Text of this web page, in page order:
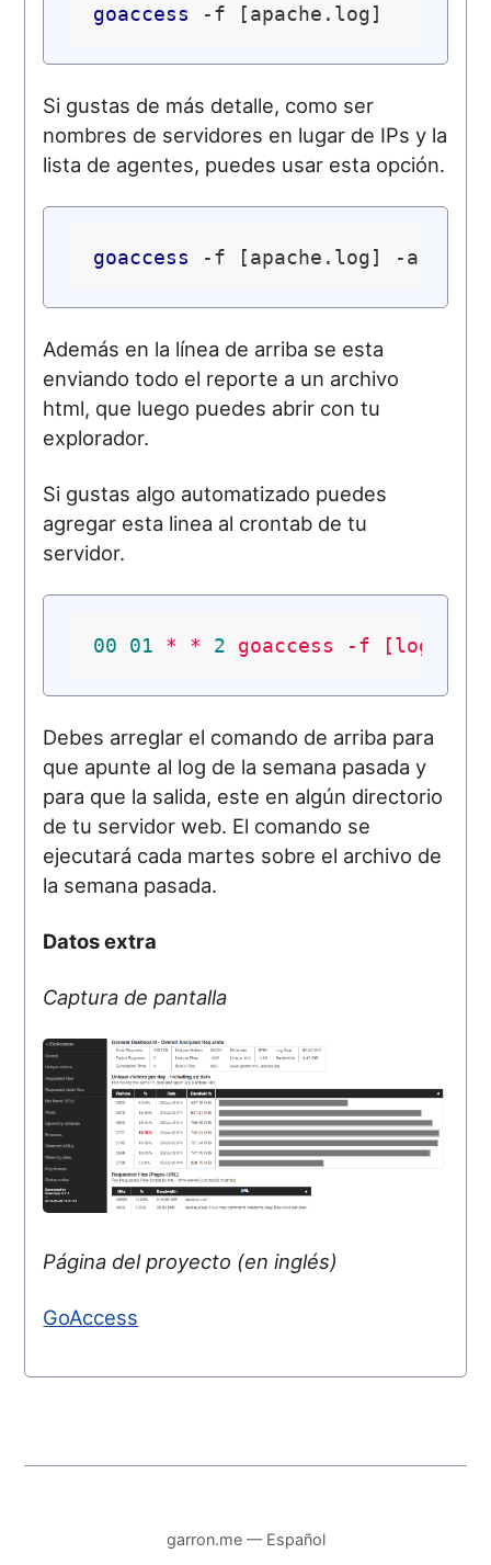
goaccess
Si gustas de más detalle, como ser
nombres de servidores en lugar de IPs y la
lista de agentes, puedes usar esta opción.
goaccess
Además en la línea de arriba se esta
enviando todo el reporte a un archivo
html, que luego puedes abrir con tu
explorador.
Si gustas algo automatizado puedes
agregar esta linea al crontab de tu
servidor.
00 01 * * 2 goaccess -f
Debes arreglar el comando de arriba para
que apunte al log de la semana pasada y
para que la salida, este en algún directorio
de tu servidor web. El comando se
ejecutará cada martes sobre el archivo de
la semana pasada.
Datos extra
Captura de pantalla
Página del proyecto (en inglés)
GoAccess
garron.me — Español